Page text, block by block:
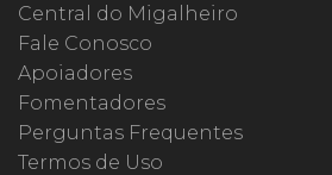
Central do Migalheiro
Fale Conosco
Apoiadores
Fomentadores
Perguntas Frequentes
Termos de Uso